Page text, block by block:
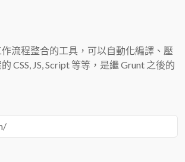
流程整合的工具，可以自動化編譯、壓
CSS, JS, Script 等等，是繼 Grunt 之後的